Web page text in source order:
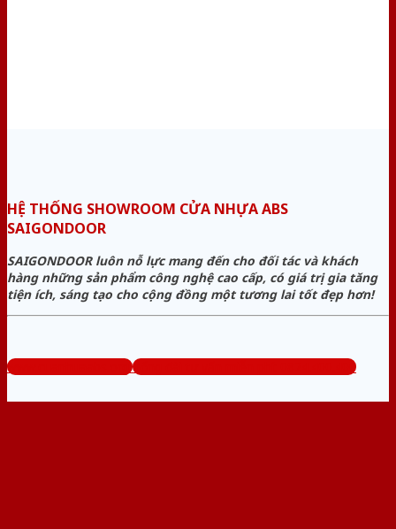
HỆ THỐNG SHOWROOM CỬA NHỰA ABS
SAIGONDOOR
SAIGONDOOR luôn nỗ lực mang đến cho đối tác và khách
hàng những sản phẩm công nghệ cao cấp, có giá trị gia tăng
tiện ích, sáng tạo cho cộng đồng một tương lai tốt đẹp hơn!
www.cuanhuaabs.org Tổng đài tư vấn miễn phí: 0824.400.400